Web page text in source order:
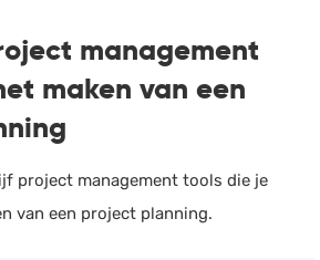
management
maken van een
project management tools die je
van een project planning.